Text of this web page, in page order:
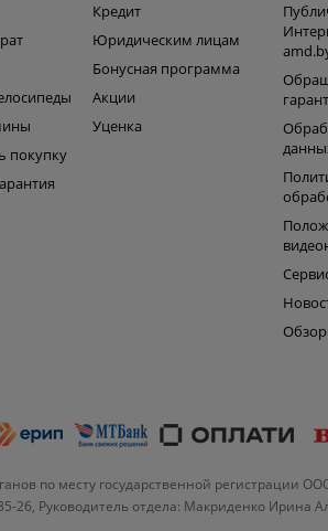
покупку
Кредит
Юридическим лицам
Бонусная программа
Акции
Уценка
по месту государственной регистрации
26, Руководитель отдела: Макриденко Ирина